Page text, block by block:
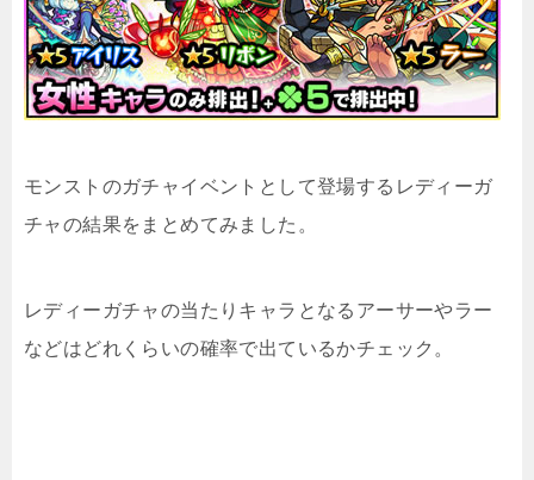
モンストのガチャイベントとして登場するレディーガ
チャの結果をまとめてみました。
レディーガチャの当たりキャラとなるアーサーやラー
などはどれくらいの確率で出ているかチェック。